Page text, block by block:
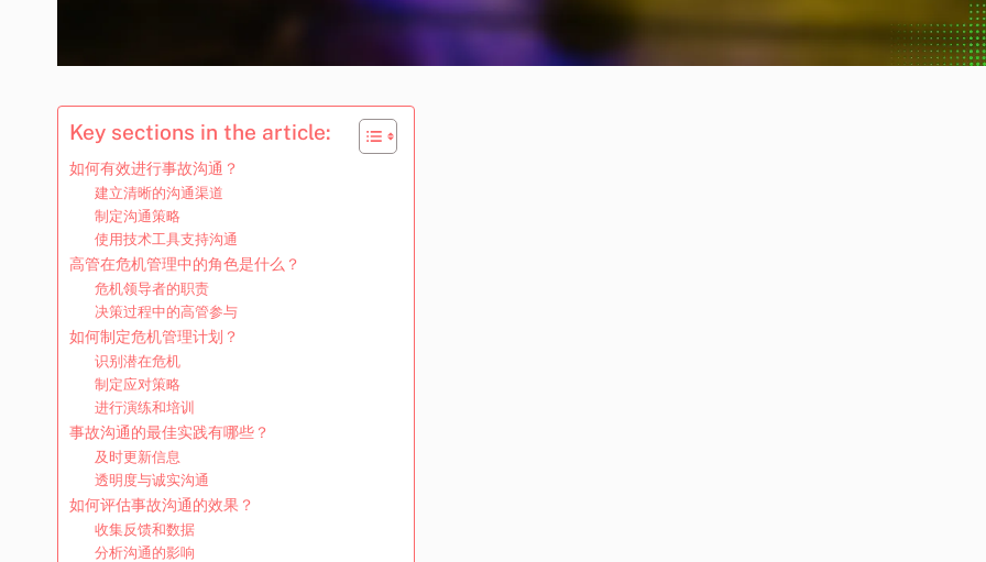
Key sections in the article:
如何有效进行事故沟通？
建立清晰的沟通渠道
制定沟通策略
使用技术工具支持沟通
高管在危机管理中的角色是什么？
危机领导者的职责
决策过程中的高管参与
如何制定危机管理计划？
识别潜在危机
制定应对策略
进行演练和培训
事故沟通的最佳实践有哪些？
及时更新信息
透明度与诚实沟通
如何评估事故沟通的效果？
收集反馈和数据
分析沟通的影响